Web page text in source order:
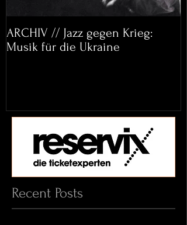
ARCHIV // Jazz gegen Krieg:
Musik für die Ukraine
Recent Posts